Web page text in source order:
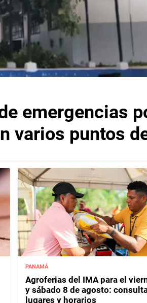
emergencias
varios puntos
PANAMÁ
Agroferias del IMA para el
y sábado 8 de agosto:
lugares y horarios